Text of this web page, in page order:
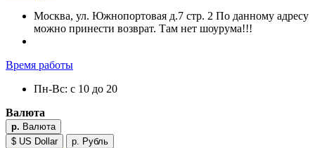
Москва, ул. Южнопортовая д.7 стр. 2 По данному адресу
можно принести возврат. Там нет шоурума!!!
Время работы
Пн-Вс: с 10 до 20
Валюта
р. Валюта
$ US Dollar
р. Рубль